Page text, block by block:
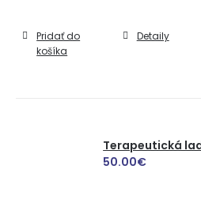
Pridať do
košíka
Detaily
Terapeutická
50.00€